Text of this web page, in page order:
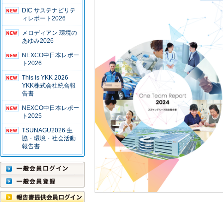
DIC サステナビリテ
ィレポート2026
メロディアン 環境の
あゆみ2026
NEXCO中日本レポー
ト2026
This is YKK 2026
YKK株式会社統合報
告書
NEXCO中日本レポー
ト2025
TSUNAGU2026 生
協・環境・社会活動
報告書